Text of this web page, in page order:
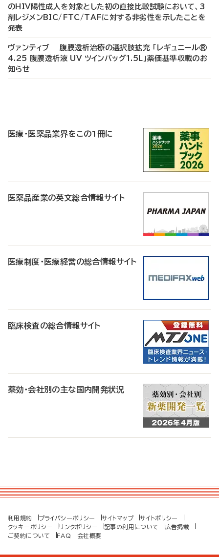
のHIV陽性成人を対象とした初の直接比較試験において、3
剤レジメンBIC/FTC/TAFに対する非劣性を示したことを
発表
ヴァンティブ 腹膜透析治療の選択肢拡充 「レギュニール®
4.25 腹膜透析液 UV ツインバッグ1.5L」薬価基準収載のお
知らせ
医療・医薬品業界をこの1冊に
医薬品産業の英文総合情報サイト
医療制度・医療経営の総合情報サイト
臨床検査の総合情報サイト
薬効・会社別の主な国内開発状況
利用規約 プライバシーポリシー サイトマップ
サイトポリシー
クッキーポリシー
リンクポリシー 記事の利用について
広告掲載
ご契約について
FAQ 会社概要